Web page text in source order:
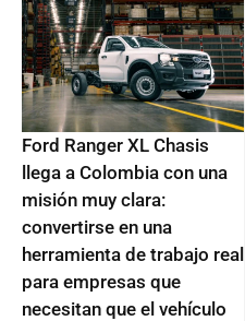
Ford Ranger XL Chasis
llega a Colombia con una
misión muy clara:
convertirse en una
herramienta de trabajo real
para empresas que
necesitan que el vehículo